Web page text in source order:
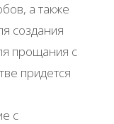
а также
создания
прощания с
придется
с